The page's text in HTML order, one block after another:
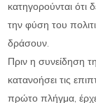
κατηγορούνται ότι
την φύση του
δράσουν.
Πριν η συνείδηση
κατανοήσει τις
πρώτο πλήγμα,